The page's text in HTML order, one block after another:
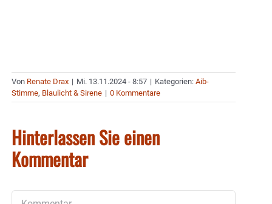
Von Renate Drax | Mi. 13.11.2024 - 8:57 | Kategorien: Aib-
Stimme, Blaulicht & Sirene | 0 Kommentare
Hinterlassen Sie einen
Kommentar